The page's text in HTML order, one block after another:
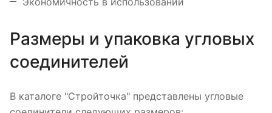
Размеры и упаковка угловых
соединителей
В каталоге "Стройточка" представлены угловые